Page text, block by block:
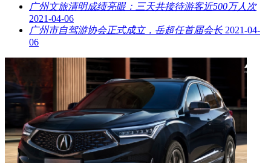
广州文旅清明成绩亮眼：三天共接待游客近500万人次
2021-04-06
广州市自驾游协会正式成立，岳超任首届会长 2021-04-
06